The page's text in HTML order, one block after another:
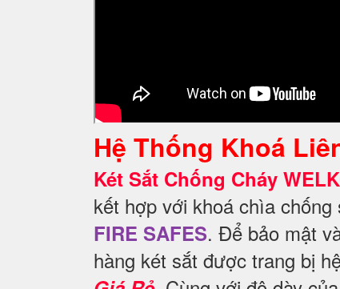
Hệ Thống Khoá
Két Sắt Chống Cháy
kết hợp với khoá chìa
FIRE SAFES. Để bảo mật
hàng két sắt được trang bị